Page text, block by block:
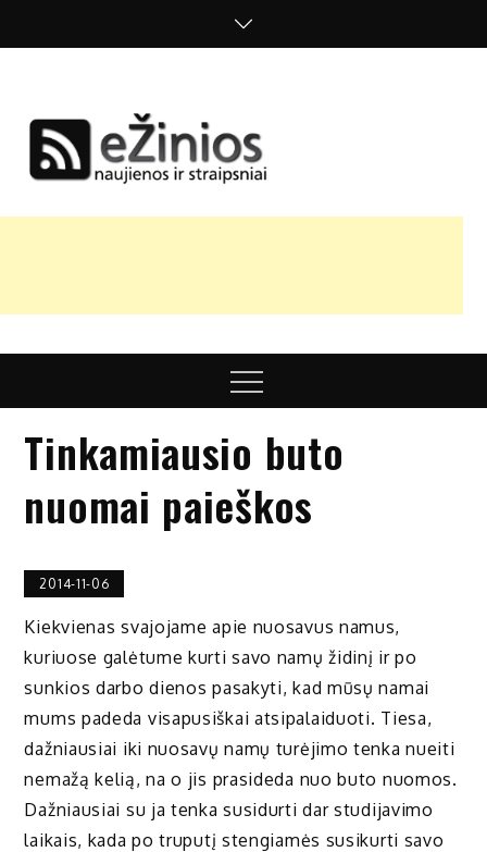
nuomonės
Menu
Tinkamiausio buto
nuomai paieškos
2014-11-06
Kiekvienas svajojame apie nuosavus namus,
kuriuose galėtume kurti savo namų židinį ir po
sunkios darbo dienos pasakyti, kad mūsų namai
mums padeda visapusiškai atsipalaiduoti. Tiesa,
dažniausiai iki nuosavų namų turėjimo tenka nueiti
nemažą kelią, na o jis prasideda nuo buto nuomos.
Dažniausiai su ja tenka susidurti dar studijavimo
laikais, kada po truputį stengiamės susikurti savo